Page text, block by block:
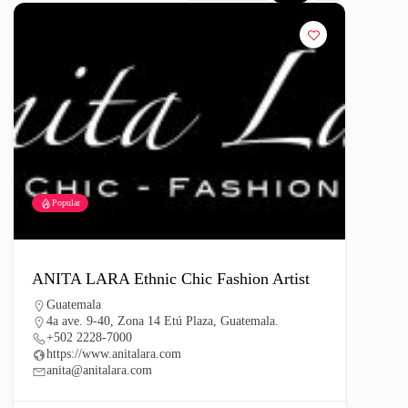
Popular
ANITA LARA Ethnic Chic Fashion Artist
Guatemala
4a ave. 9-40, Zona 14 Etú Plaza, Guatemala.
+502 2228-7000
https://www.anitalara.com
anita@anitalara.com